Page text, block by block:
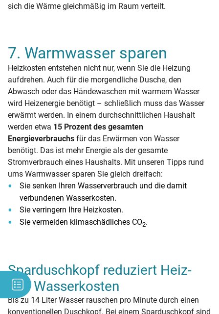
sich die Wärme gleichmäßig im Raum verteilt.
7. Warmwasser sparen
Heizkosten entstehen nicht nur, wenn Sie die Heizung
aufdrehen. Auch für die morgendliche Dusche, den
Abwasch oder das Händewaschen mit warmem Wasser
wird Heizenergie benötigt – schließlich muss das Wasser
erwärmt werden. In einem durchschnittlichen Haushalt
werden etwa 15 Prozent des gesamten
Energieverbrauchs für das Erwärmen von Wasser
benötigt. Das ist mehr Energie als der gesamte
Stromverbrauch eines Haushalts. Mit unseren Tipps rund
ums Warmwasser sparen Sie gleich dreifach:
Sie senken Ihren Wasserverbrauch und die damit
verbundenen Wasserkosten.
Sie verringern Ihre Heizkosten.
Sie vermeiden klimaschädliches CO2.
Sparduschkopf reduziert Heiz-
und Wasserkosten
Bis zu 14 Liter Wasser rauschen pro Minute durch einen
konventionellen Duschkopf. Bei einem Sparduschkopf sind